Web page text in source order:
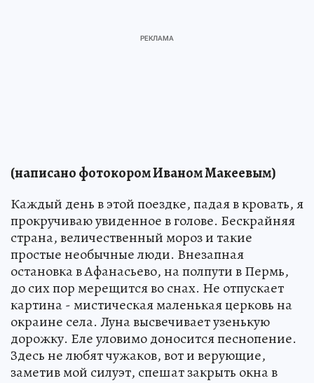
(написано фотокором Иваном Макеевым)
Каждый день в этой поездке, падая в кровать, я
прокручиваю увиденное в голове. Бескрайняя
страна, величественный мороз и такие
простые необычные люди. Внезапная
остановка в Афанасьево, на полпути в Пермь,
до сих пор мерещится во снах. Не отпускает
картина - мистическая маленькая церковь на
окраине села. Луна высвечивает узенькую
дорожку. Еле уловимо доносится песнопение.
Здесь не любят чужаков, вот и верующие,
заметив мой силуэт, спешат закрыть окна в